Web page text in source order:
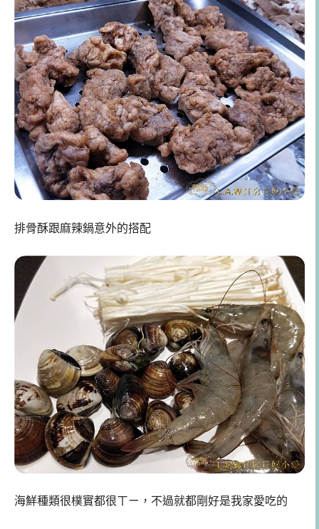
排骨酥跟麻辣鍋意外的搭配
海鮮種類很樸實都很ㄒㄧ，不過就都剛好是我家愛吃的